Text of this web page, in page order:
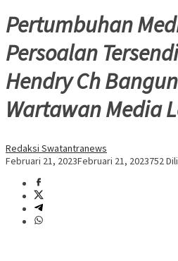
Pertumbuhan
Persoalan
Hendry Ch
Wartawan Media
Redaksi Swatantranews
Februari 21, 2023Februari 21, 2023752